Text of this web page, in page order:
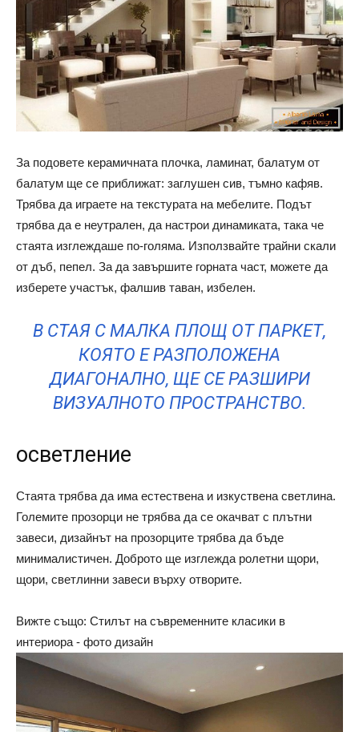
За подовете керамичната плочка, ламинат, балатум от
балатум ще се приближат: заглушен сив, тъмно кафяв.
Трябва да играете на текстурата на мебелите. Подът
трябва да е неутрален, да настрои динамиката, така че
стаята изглеждаше по-голяма. Използвайте трайни скали
от дъб, пепел. За да завършите горната част, можете да
изберете участък, фалшив таван, избелен.
В СТАЯ С МАЛКА ПЛОЩ ОТ ПАРКЕТ,
КОЯТО Е РАЗПОЛОЖЕНА
ДИАГОНАЛНО, ЩЕ СЕ РАЗШИРИ
ВИЗУАЛНОТО ПРОСТРАНСТВО.
осветление
Стаята трябва да има естествена и изкуствена светлина.
Големите прозорци не трябва да се окачват с плътни
завеси, дизайнът на прозорците трябва да бъде
минималистичен. Доброто ще изглежда ролетни щори,
щори, светлинни завеси върху отворите.
Вижте също: Стилът на съвременните класики в
интериора - фото дизайн